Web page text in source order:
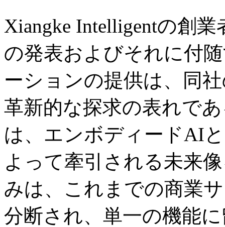
Xiangke Intelligentの創
の発表およびそれに付
ーションの提供は、同
革新的な探求の表れで
は、エンボディードAI
よって牽引される未来
みは、これまでの商業
分断され、単一の機能